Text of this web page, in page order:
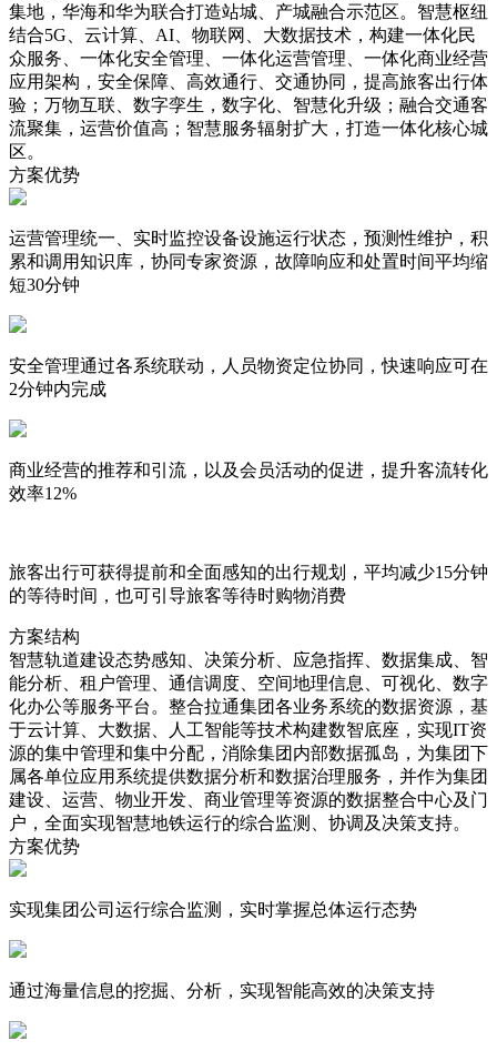
集地，华海和华为联合打造站城、产城融合示范区。智慧枢纽
结合5G、云计算、AI、物联网、大数据技术，构建一体化民
众服务、一体化安全管理、一体化运营管理、一体化商业经营
应用架构，安全保障、高效通行、交通协同，提高旅客出行体
验；万物互联、数字孪生，数字化、智慧化升级；融合交通客
流聚集，运营价值高；智慧服务辐射扩大，打造一体化核心城
区。
方案优势
运营管理统一、实时监控设备设施运行状态，预测性维护，积
累和调用知识库，协同专家资源，故障响应和处置时间平均缩
短30分钟
安全管理通过各系统联动，人员物资定位协同，快速响应可在
2分钟内完成
商业经营的推荐和引流，以及会员活动的促进，提升客流转化
效率12%
旅客出行可获得提前和全面感知的出行规划，平均减少15分钟
的等待时间，也可引导旅客等待时购物消费
方案结构
智慧轨道建设态势感知、决策分析、应急指挥、数据集成、智
能分析、租户管理、通信调度、空间地理信息、可视化、数字
化办公等服务平台。整合拉通集团各业务系统的数据资源，基
于云计算、大数据、人工智能等技术构建数智底座，实现IT资
源的集中管理和集中分配，消除集团内部数据孤岛，为集团下
属各单位应用系统提供数据分析和数据治理服务，并作为集团
建设、运营、物业开发、商业管理等资源的数据整合中心及门
户，全面实现智慧地铁运行的综合监测、协调及决策支持。
方案优势
实现集团公司运行综合监测，实时掌握总体运行态势
通过海量信息的挖掘、分析，实现智能高效的决策支持